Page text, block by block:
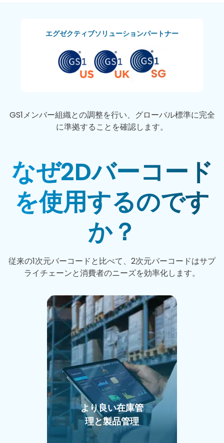
エグゼクティブソリューションパートナー
GS1メンバー組織との調整を行い、グローバル標準に完全
に準拠することを確認します。
なぜ2Dバーコード
を使用するのです
か？
従来の1次元バーコードと比べて、2次元バーコードはサプ
ライチェーンと消費者のニーズを効率化します。
より良い在庫管
理と製品管理